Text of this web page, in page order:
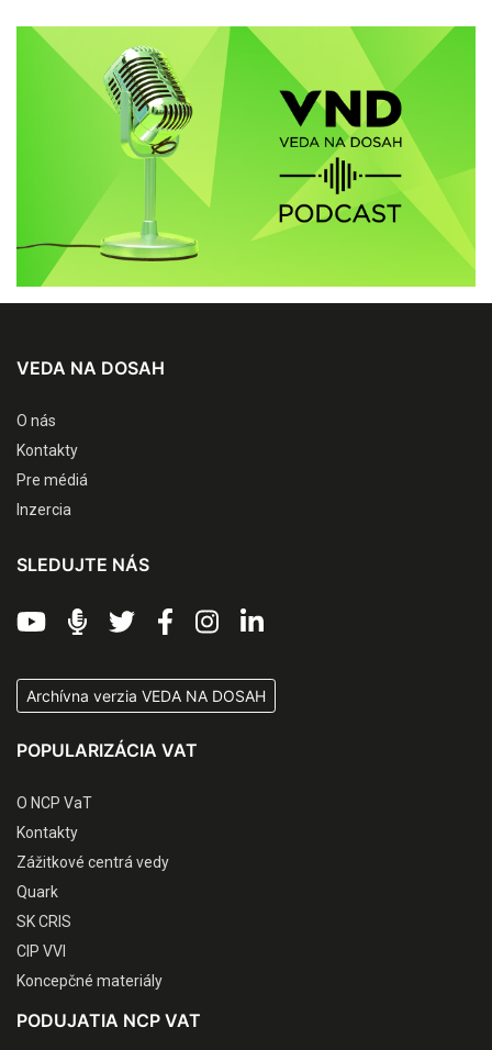
VEDA NA DOSAH
O nás
Kontakty
Pre médiá
Inzercia
SLEDUJTE NÁS
Archívna verzia VEDA NA DOSAH
POPULARIZÁCIA VAT
O NCP VaT
Kontakty
Zážitkové centrá vedy
Quark
SK CRIS
CIP VVI
Koncepčné materiály
PODUJATIA NCP VAT